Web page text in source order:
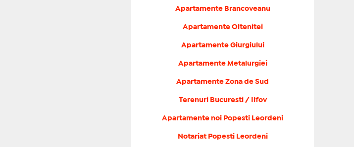
Apartamente Brancoveanu
Apartamente Oltenitei
Apartamente Giurgiului
Apartamente Metalurgiei
Apartamente Zona de Sud
Terenuri Bucuresti / Ilfov
Apartamente noi Popesti Leordeni
Notariat Popesti Leordeni